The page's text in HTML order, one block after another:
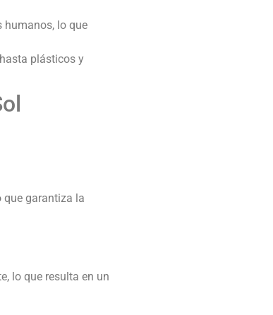
humanos, lo que
plásticos y
que garantiza la
lo que resulta en un